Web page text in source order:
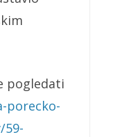
pogledati
porecko-
59-